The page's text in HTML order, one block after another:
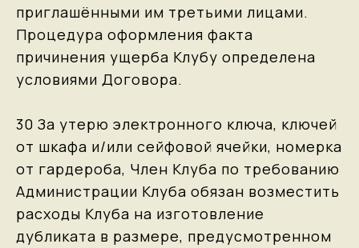
приглашёнными им третьими лицами.
Процедура оформления факта
причинения ущерба Клубу определена
условиями Договора.
30 За утерю электронного ключа, ключей
от шкафа и/или сейфовой ячейки, номерка
от гардероба, Член Клуба по требованию
Администрации Клуба обязан возместить
расходы Клуба на изготовление
дубликата в размере, предусмотренном